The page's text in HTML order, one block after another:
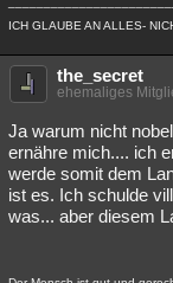
ICH GLAUBE AN ALLES-
the_secret
ehemaliges
Ja warum nicht
ernähre mich.... ich
werde somit dem
ist es. Ich schulde
was... aber diesem